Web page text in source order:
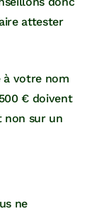
attester
à votre nom
€ doivent
non sur un
ne